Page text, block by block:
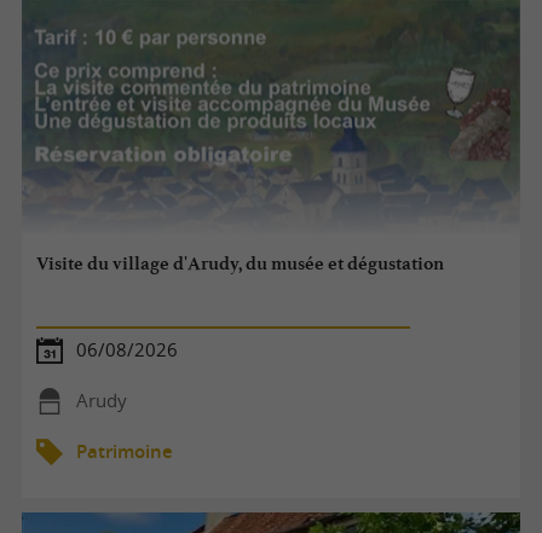
Visite du village d'Arudy, du musée et dégustation
06/08/2026
Arudy
Patrimoine